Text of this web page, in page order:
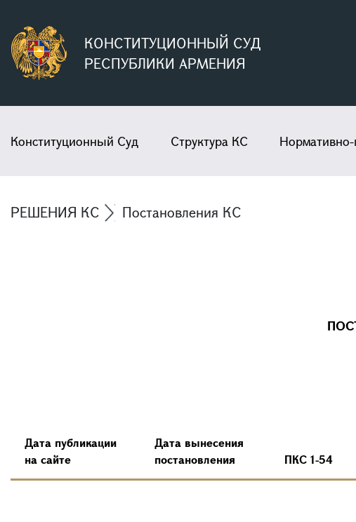
КОНСТИТУЦИОННЫЙ СУД
РЕСПУБЛИКИ АРМЕНИЯ
Конституционный Суд Структура КС Нормативно-
РЕШЕНИЯ КС Постановления КС
Дата публикации
на сайте
Дата вынесения
постановления
ПКС 1-54